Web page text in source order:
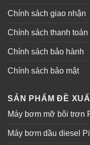
Chính sách giao nhận
Chính sách thanh toán
Chính sách bảo hành
Chính sách bảo mật
SẢN PHẨM ĐỀ
Máy bơm mỡ bôi trơn
Máy bơm dầu diesel